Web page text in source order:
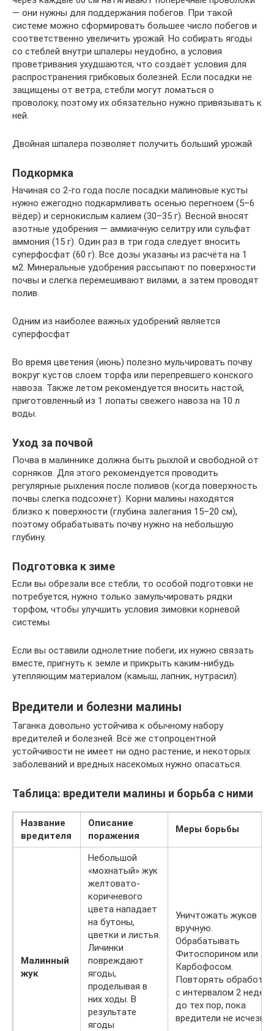
— они нужны для поддержания побегов. При такой
системе можно сформировать большее число побегов и
соответственно увеличить урожай. Но собирать ягоды
со стеблей внутри шпалеры неудобно, а условия
проветривания ухудшаются, что создаёт условия для
распространения грибковых болезней. Если посадки не
защищены от ветра, стебли могут ломаться о
проволоку, поэтому их обязательно нужно привязывать к
ней.
Двойная шпалера позволяет получить больший урожай
Подкормка
Начиная со 2-го года после посадки малиновые кусты
нужно ежегодно подкармливать осенью перегноем (5–6
вёдер) и сернокислым калием (30–35 г). Весной вносят
азотные удобрения — аммиачную селитру или сульфат
аммония (15 г). Один раз в три года следует вносить
суперфосфат (60 г). Все дозы указаны из расчёта на 1
м2. Минеральные удобрения рассыпают по поверхности
почвы и слегка перемешивают вилами, а затем проводят
полив.
Одним из наиболее важных удобрений является
суперфосфат
Во время цветения (июнь) полезно мульчировать почву
вокруг кустов слоем торфа или перепревшего конского
навоза. Также летом рекомендуется вносить настой,
приготовленный из 1 лопаты свежего навоза на 10 л
воды.
Уход за почвой
Почва в малиннике должна быть рыхлой и свободной от
сорняков. Для этого рекомендуется проводить
регулярные рыхления после поливов (когда поверхность
почвы слегка подсохнет). Корни малины находятся
близко к поверхности (глубина залегания 15–20 см),
поэтому обрабатывать почву нужно на небольшую
глубину.
Подготовка к зиме
Если вы обрезали все стебли, то особой подготовки не
потребуется, нужно только замульчировать рядки
торфом, чтобы улучшить условия зимовки корневой
системы.
Если вы оставили однолетние побеги, их нужно связать
вместе, пригнуть к земле и прикрыть каким-нибудь
утепляющим материалом (камыш, лапник, нутрасил).
Вредители и болезни малины
Таганка довольно устойчива к обычному набору
вредителей и болезней. Всё же стопроцентной
устойчивости не имеет ни одно растение, и некоторых
заболеваний и вредных насекомых нужно опасаться.
Таблица: вредители малины и борьба с ними
Название
вредителя
Описание
поражения
Меры борьбы
Малинный
жук
Небольшой
«мохнатый» жук
желтовато-
коричневого
цвета нападает
на бутоны,
цветки и листья.
Личинки
повреждают
ягоды,
проделывая в
них ходы. В
результате
ягоды
Уничтожать жуков
вручную.
Обрабатывать
Фитоспорином или
Карбофосом.
Повторять обработки
с интервалом 2 недели
до тех пор, пока
вредители не